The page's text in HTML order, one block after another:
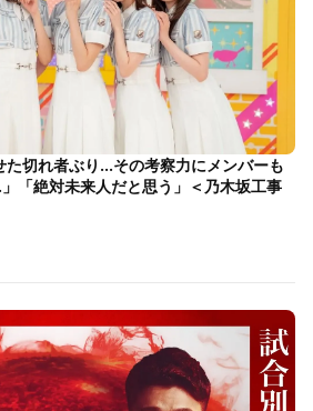
た切れ者ぶり…その考察力にメンバーも
「絶対未来人だと思う」＜乃木坂工事